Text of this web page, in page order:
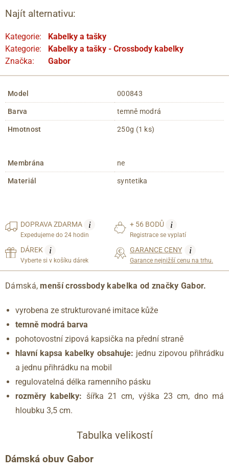
Najít alternativu:
Kategorie:
Kabelky a tašky
Kategorie:
Kabelky a tašky - Crossbody kabelky
Značka:
Gabor
Model 000843
Barva temně modrá
Hmotnost 250g (1 ks)
Membrána ne
Materiál syntetika
DOPRAVAZDARMA i
Expedujeme do 24 hodin
+ 56 BODŮ i
Registrace se vyplatí
DÁREK i
Vyberte si v košíku dárek
GARANCE CENY i
Garance nejnižší cenu na trhu.
Dámská,menší crossbody kabelka od značky Gabor.
vyrobena ze strukturované imitace kůže
temně modrá barva
pohotovostní zipová kapsička na přední straně
hlavní kapsa kabelky obsahuje: jednu zipovou přihrádku
a jednu přihrádku na mobil
regulovatelná délka ramenního pásku
rozměry kabelky: šířka 21 cm, výška 23 cm, dno má
hloubku 3,5 cm.
Tabulka velikostí
Dámská obuv Gabor